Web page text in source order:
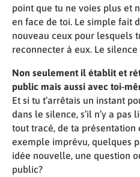
point que tu ne voies plus et
en face de toi. Le simple fait
nouveau ceux pour lesquels
reconnecter à eux. Le
Non seulement il établit et
public mais aussi avec toi-
Et si tu t’arrêtais un instant
dans le silence, s’il n’y a
tout tracé, de ta
exemple imprévu, quelques
idée nouvelle, une question
public?